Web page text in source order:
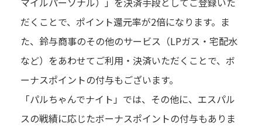
だくことで、ポイント還元率が2倍になります。ま
た、鈴与商事のその他のサービス（LPガス・宅配水
など）をあわせてご利用・決済いただくことで、ボ
ーナスポイントの付与もございます。
「パルちゃんでナイト」では、その他に、エスパル
スの戦績に応じたボーナスポイントの付与もありま